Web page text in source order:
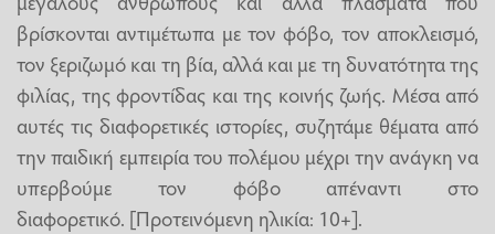
βρίσκονται αντιμέτωπα με τον φόβο, τον αποκλεισμό,
τον ξεριζωμό και τη βία, αλλά και με τη δυνατότητα της
φιλίας, της φροντίδας και της κοινής ζωής. Μέσα από
αυτές τις διαφορετικές ιστορίες, συζητάμε θέματα από
την παιδική εμπειρία του πολέμου μέχρι την ανάγκη να
υπερβούμε τον φόβο απέναντι στο
διαφορετικό. [Προτεινόμενη ηλικία: 10+].